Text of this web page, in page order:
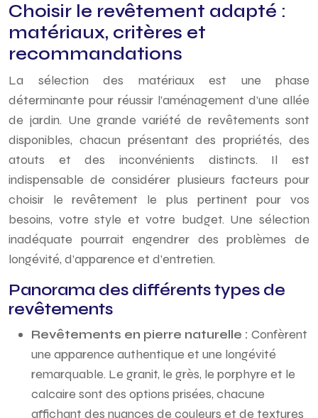
Choisir le revêtement adapté :
matériaux, critères et
recommandations
La sélection des matériaux est une phase
déterminante pour réussir l’aménagement d’une allée
de jardin. Une grande variété de revêtements sont
disponibles, chacun présentant des propriétés, des
atouts et des inconvénients distincts. Il est
indispensable de considérer plusieurs facteurs pour
choisir le revêtement le plus pertinent pour vos
besoins, votre style et votre budget. Une sélection
inadéquate pourrait engendrer des problèmes de
longévité, d’apparence et d’entretien.
Panorama des différents types de
revêtements
Revêtements en pierre naturelle : Confèrent
une apparence authentique et une longévité
remarquable. Le granit, le grès, le porphyre et le
calcaire sont des options prisées, chacune
affichant des nuances de couleurs et de textures